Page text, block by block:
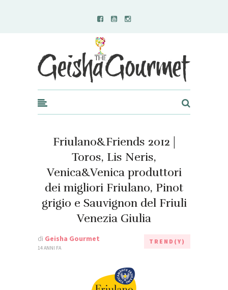
Geisha Gourmet
Friulano&Friends 2012 |
Toros, Lis Neris,
Venica&Venica produttori
dei migliori Friulano, Pinot
grigio e Sauvignon del Friuli
Venezia Giulia
di Geisha Gourmet
14 ANNI FA
TREND(Y)